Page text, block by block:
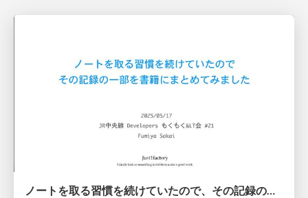
ノートを取る習慣を続けていたので、その記録の一部を書籍にまとめてみました